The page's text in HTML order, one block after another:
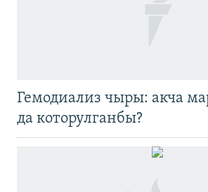
Гемодиализ чыры: акча
да которулганбы?